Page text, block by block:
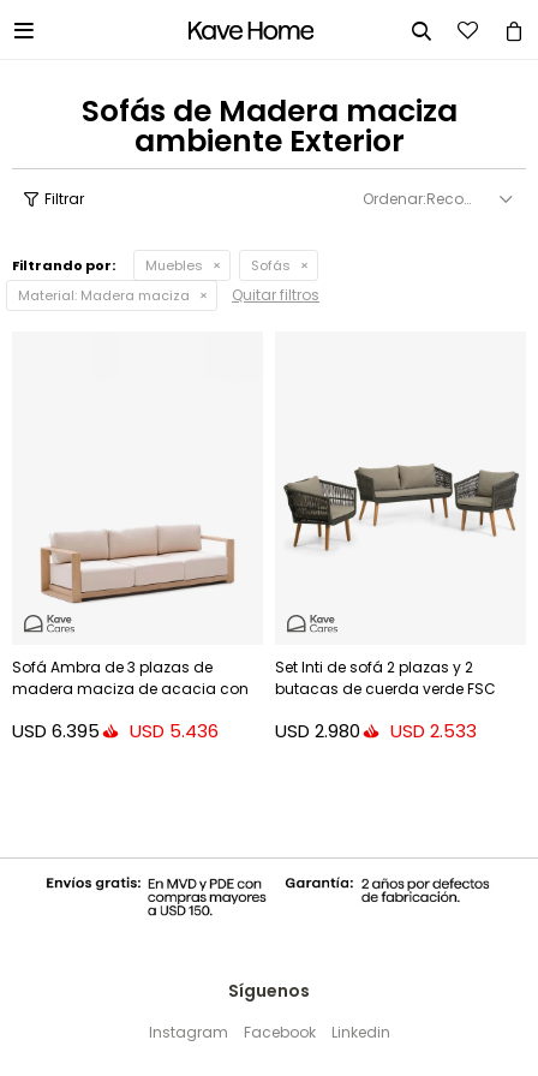
 
Sofás de Madera maciza
ambiente Exterior
Recomendados
Filtrando por: Muebles
Sofás
Material: Madera maciza Quitar filtros
Sofá Ambra de 3 plazas de
madera maciza de acacia con
USD 6.395 USD 5.436
Set Inti de sofá 2 plazas y 2
butacas de cuerda verde FSC
USD 2.980 USD 2.533
Síguenos
Instagram Facebook Linkedin